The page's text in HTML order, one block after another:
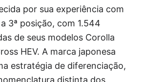
por sua experiência com
3ª posição, com 1.544
de seus modelos Corolla
HEV. A marca japonesa
estratégia de diferenciação,
distinta dos